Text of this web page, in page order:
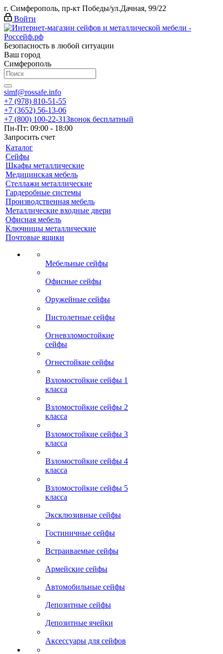
г. Симферополь, пр-кт Победы/ул.Дачная, 99/22
Войти
Безопасность в любой ситуации
Ваш город
Симферополь
simf@rossafe.info
+7 (978) 810-51-55
+7 (3652) 56-13-06
+7 (800) 100-22-31Звонок бесплатный
Пн-Пт: 09:00 - 18:00
Запросить счет
Каталог
Сейфы
Шкафы металлические
Медицинская мебель
Стеллажи металлические
Гардеробные системы
Производственная мебель
Металлические входные двери
Офисная мебель
Ключницы металлические
Почтовые ящики
Мебельные сейфы
Офисные сейфы
Оружейные сейфы
Пистолетные сейфы
Огневзломостойкие
сейфы
Огнестойкие сейфы
Взломостойкие сейфы 1
класса
Взломостойкие сейфы 2
класса
Взломостойкие сейфы 3
класса
Взломостойкие сейфы 4
класса
Взломостойкие сейфы 5
класса
Эксклюзивные сейфы
Гостиничные сейфы
Встраиваемые сейфы
Армейские сейфы
Автомобильные сейфы
Депозитные сейфы
Депозитные ячейки
Аксессуары для сейфов